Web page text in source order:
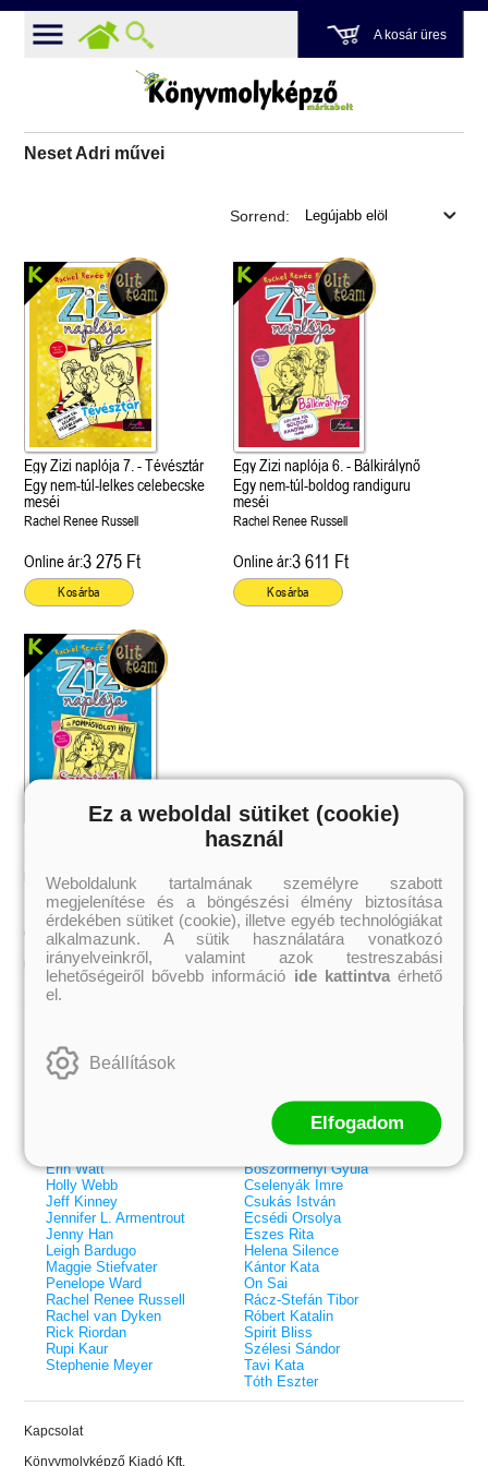
A kosár üres
Neset Adri művei
olvasható!
Sorrend:
Egy Zizi naplója 7. - Tévésztár
Egy nem-túl-lelkes celebecske
meséi
Rachel Renee Russell
Online ár:3 275 Ft
Kosárba
Egy Zizi naplója 6. - Bálkirálynő
Egy nem-túl-boldog randiguru
meséi
Rachel Renee Russell
Online ár:3 611 Ft
Kosárba
Rachel Renee Russell
Online ár:3 359 Ft
Kosárba
Kiemelt szerzőink
Erin Watt
Holly Webb
Jeff Kinney
Jennifer L. Armentrout
Jenny Han
Leigh Bardugo
Maggie Stiefvater
Penelope Ward
Rachel Renee Russell
Rachel van Dyken
Rick Riordan
Rupi Kaur
Stephenie Meyer
Ashley Carrigan
Benina
Bessenyei Gábor
Böszörményi Gyula
Cselenyák Imre
Csukás István
Ecsédi Orsolya
Eszes Rita
Helena Silence
Kántor Kata
On Sai
Rácz-Stefán Tibor
Róbert Katalin
Spirit Bliss
Szélesi Sándor
Tavi Kata
Tóth Eszter
Kapcsolat
Könyvmolyképző Kiadó Kft.
Ez a weboldal sütiket (cookie)
használ
Weboldalunk tartalmának személyre szabott
megjelenítése és a böngészési élmény biztosítása
érdekében sütiket (cookie), illetve egyéb technológiákat
alkalmazunk. A sütik használatára vonatkozó
irányelveinkről, valamint azok testreszabási
lehetőségeiről bővebb információ ide kattintvaérhető
el.
Beállítások
Elfogadom